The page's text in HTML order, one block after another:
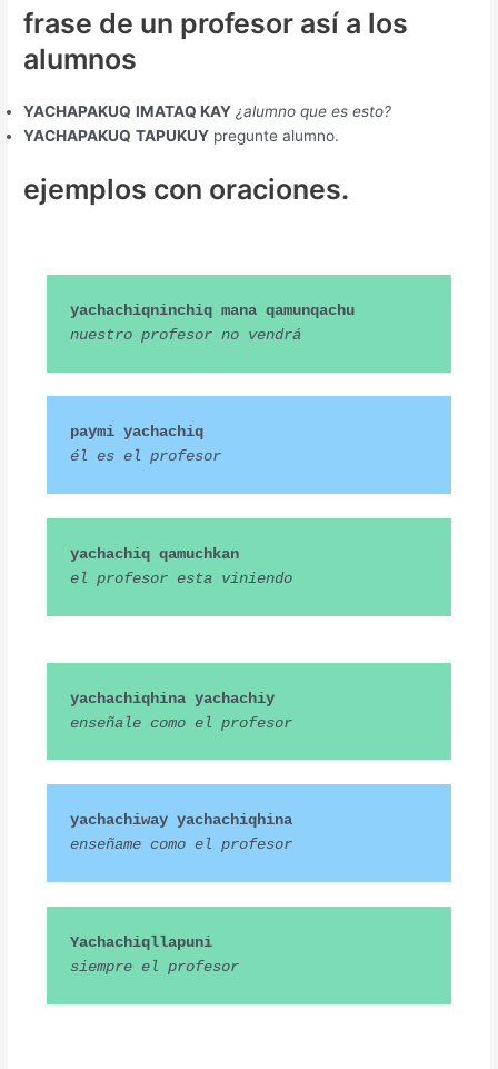
frase de un profesor así a los
alumnos
YACHAPAKUQ IMATAQ KAY ¿alumno que es esto?
YACHAPAKUQ TAPUKUY pregunte alumno.
ejemplos con oraciones.
yachachiqninchiq mana qamunqachu
nuestro profesor no vendrá
paymi yachachiq
él es el profesor
yachachiq qamuchkan
el profesor esta viniendo
yachachiqhina yachachiy
enseñale como el profesor
yachachiway yachachiqhina
enseñame como el profesor
Yachachiqllapuni
siempre el profesor